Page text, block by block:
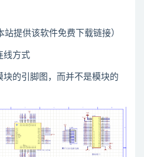
提供该软件免费下载链接）
线方式
的引脚图，而并不是模块的